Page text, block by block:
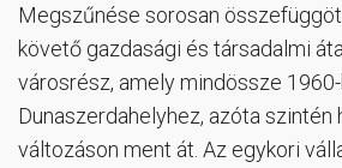
Megszűnése sorosan
követő gazdasági és társadalmi
városrész, amely mindössze
Dunaszerdahelyhez, azóta szintén
változáson ment át. Az egykori